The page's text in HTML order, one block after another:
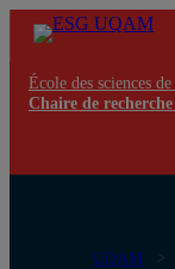
École des sciences
Chaire de
UQAM